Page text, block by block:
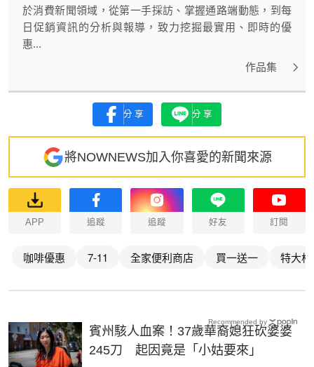
於消費新聞領域，從第一手採訪、掌握通路端動態，到每
日促銷資訊的分析與報導，致力挖掘最實用、即時的優
惠...
作品集
分享 分享
將NOWNEWS加入你喜愛的新聞來源
APP 追蹤 追蹤 好友 訂閱
咖啡優惠 7-11 全家便利商店 買一送一 特大
賓州駭人血案！37歲華裔媳狂砍婆婆
245刀 起因竟是「小姑要來」
Recommended by